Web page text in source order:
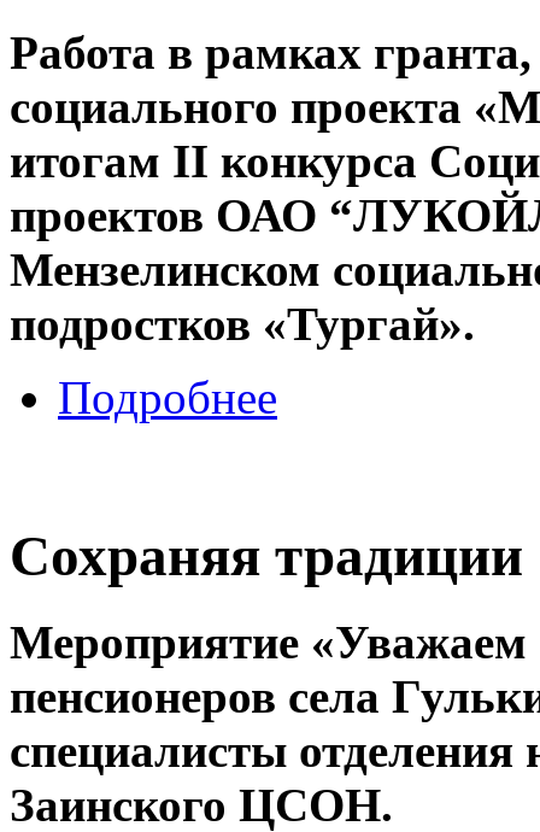
Работа в рамках
социального проекта
итогам II конкурса
проектов ОАО
Мензелинском
подростков «Тургай».
Подробнее
Сохраняя традиции
Мероприятие
пенсионеров села
специалисты
Заинского ЦСОН.